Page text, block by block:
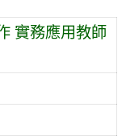
實務應用教師